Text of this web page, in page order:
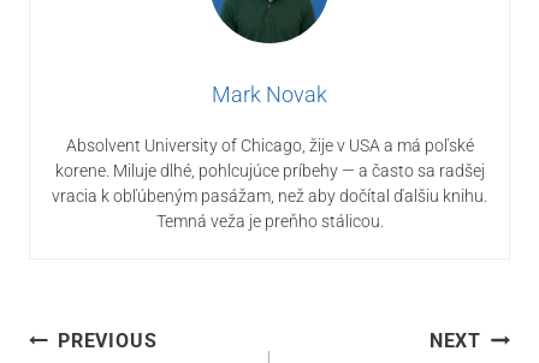
Mark Novak
Absolvent University of Chicago, žije v USA a má poľské
korene. Miluje dlhé, pohlcujúce príbehy — a často sa radšej
vracia k obľúbeným pasážam, než aby dočítal ďalšiu knihu.
Temná veža je preňho stálicou.
Navigácia
PREVIOUS NEXT